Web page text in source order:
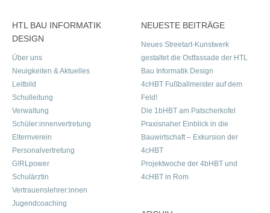
HTL BAU INFORMATIK
DESIGN
Über uns
Neuigkeiten & Aktuelles
Leitbild
Schulleitung
Verwaltung
Schüler:innenvertretung
Elternverein
Personalvertretung
G!RLpower
Schulärztin
Vertrauenslehrer:innen
Jugendcoaching
NEUESTE BEITRÄGE
Neues Streetart-Kunstwerk
gestaltet die Ostfassade der HTL
Bau Informatik Design
4cHBT Fußballmeister auf dem
Feld!
Die 1bHBT am Patscherkofel
Praxisnaher Einblick in die
Bauwirtschaft – Exkursion der
4cHBT
Projektwoche der 4bHBT und
4cHBT in Rom